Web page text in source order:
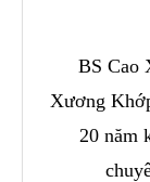
BS Cao
Xương
20 năm